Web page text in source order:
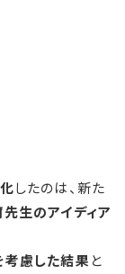
したのは、新た
生のアイディア
考慮した結果 と